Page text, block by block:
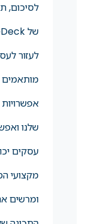
לעזור
מותאמים
שלנו
עסקים
מקצועי
ומרשים